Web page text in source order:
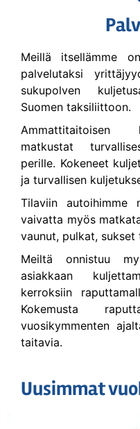
Meillä itsellämme
palvelutaksi
sukupolven
Suomen taksiliittoon.
Ammattitaitoisen
matkustat
perille. Kokeneet
ja turvallisen
Tilaviin autoihimme
vaivatta myös
vaunut, pulkat, sukset
Meiltä onnistuu
asiakkaan
kerroksiin
Kokemusta
vuosikymmenten
taitavia.
Uusimmat